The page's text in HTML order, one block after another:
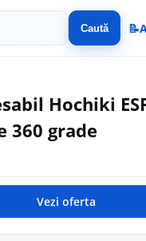
Caută 📝
Hochiki
360 grade
Vezi oferta